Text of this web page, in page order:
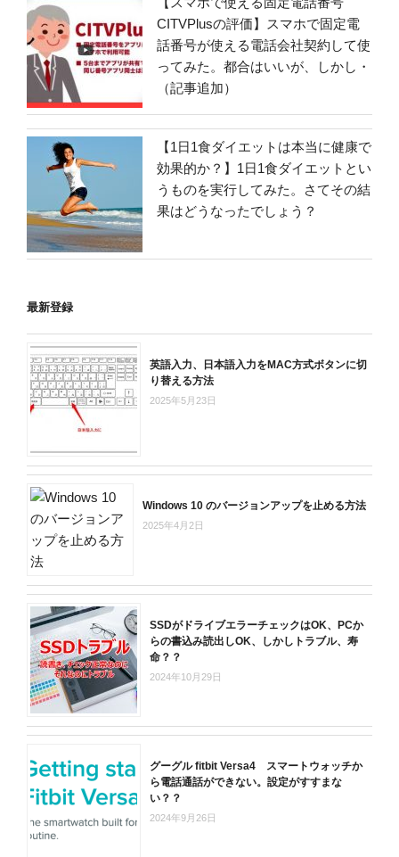
CITVPlusの評価】スマホで固定電
話番号が使える電話会社契約して使
ってみた。都合はいいが、しかし・
（記事追加）
【1日1食ダイエットは本当に健康で
効果的か？】1日1食ダイエットとい
うものを実行してみた。さてその結
果はどうなったでしょう？
最新登録
英語入力、日本語入力をMAC方式ボタンに切
り替える方法
2025年5月23日
Windows 10 のバージョンアップを止める方法
2025年4月2日
SSDがドライブエラーチェックはOK、PCか
らの書込み読出しOK、しかしトラブル、寿
命？？
2024年10月29日
グーグル fitbit Versa4 スマートウォッチか
ら電話通話ができない。設定がすすまな
い？？
2024年9月26日